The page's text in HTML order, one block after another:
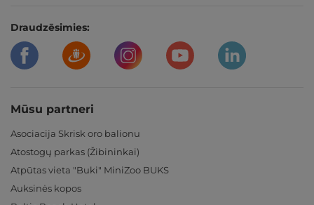
Draudzēsimies:
Mūsu partneri
Asociacija Skrisk oro balionu
Atostogų parkas (Žibininkai)
Atpūtas vieta "Buki" MiniZoo BUKS
Auksinės kopos